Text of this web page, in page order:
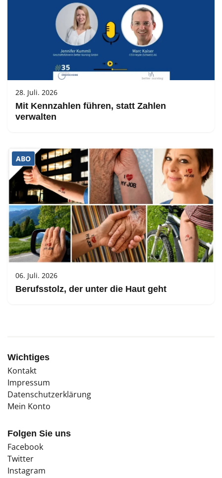
28. Juli. 2026
Mit Kennzahlen führen, statt Zahlen
verwalten
ABO
06. Juli. 2026
Berufsstolz, der unter die Haut geht
Wichtiges
Kontakt
Impressum
Datenschutzerklärung
Mein Konto
Folgen Sie uns
Facebook
Twitter
Instagram